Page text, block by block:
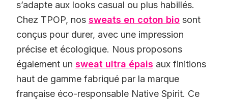
s’adapte aux looks casual ou plus habillés.
Chez TPOP, nos sweats en coton bio sont
conçus pour durer, avec une impression
précise et écologique. Nous proposons
également un sweat ultra épais aux finitions
haut de gamme fabriqué par la marque
française éco-responsable Native Spirit. Ce